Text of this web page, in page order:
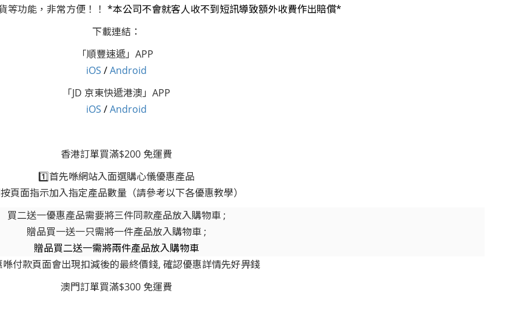
等功能，非常方便！！ *本公司不會就客人收不到短訊導致額外收費作出賠償*
下載連結：
「順豐速遞」APP
iOS /Android
「JD 京東快遞港澳」APP
iOS /Android
香港訂單買滿$200 免運費
1️⃣首先喺網站入面選購心儀優惠產品
頁面指示加入指定產品數量（請參考以下各優惠教學）
買二送一優惠產品需要將三件同款產品放入購物車 ;
贈品買一送一只需將一件產品放入購物車 ;
贈品買二送一需將兩件產品放入購物車
喺付款頁面會出現扣減後的最終價錢, 確認優惠詳情先好畀錢
澳門訂單買滿$300 免運費